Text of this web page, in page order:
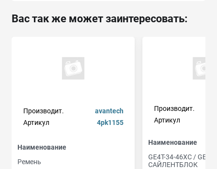
Вас так же может заинтересовать:
Производит.
avantech
Артикул
4pk1155
Наименование
Ремень
Производит.
Артикул
Наименование
GE4T-34-46XC /
САЙЛЕНТБЛОК